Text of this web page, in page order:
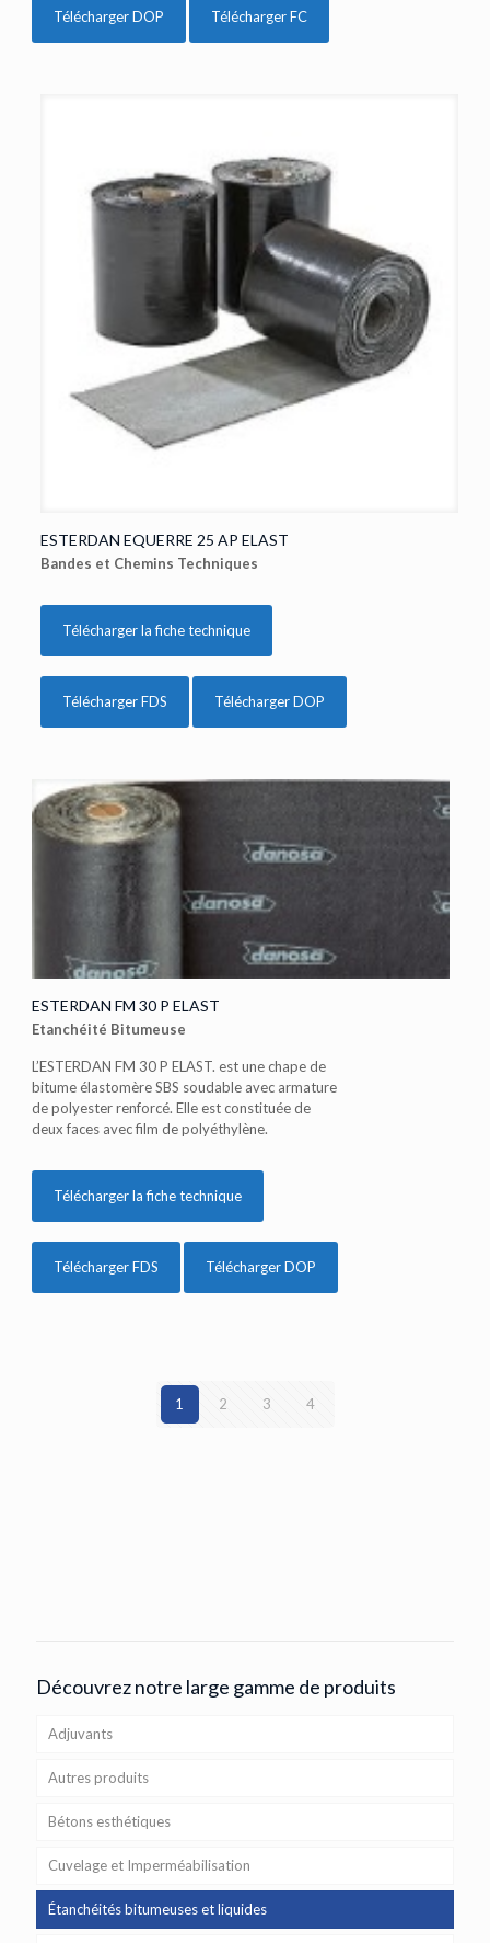
Télécharger DOP Télécharger FC
ESTERDAN EQUERRE 25 AP ELAST
Bandes et Chemins Techniques
Télécharger la fiche technique
Télécharger FDS Télécharger DOP
ESTERDAN FM 30 P ELAST
Etanchéité Bitumeuse
L’ESTERDAN FM 30 P ELAST. est une chape de
bitume élastomère SBS soudable avec armature
de polyester renforcé. Elle est constituée de
deux faces avec film de polyéthylène.
Télécharger la fiche technique
Télécharger FDS Télécharger DOP
1 2 3 4
Découvrez notre large gamme de produits
Adjuvants
Autres produits
Bétons esthétiques
Cuvelage et Imperméabilisation
Étanchéités bitumeuses et liquides